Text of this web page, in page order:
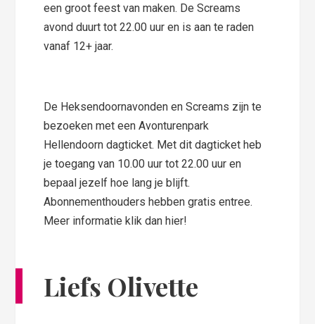
een groot feest van maken. De Screams
avond duurt tot 22.00 uur en is aan te raden
vanaf 12+ jaar.
De Heksendoornavonden en Screams zijn te
bezoeken met een Avonturenpark
Hellendoorn dagticket. Met dit dagticket heb
je toegang van 10.00 uur tot 22.00 uur en
bepaal jezelf hoe lang je blijft.
Abonnementhouders hebben gratis entree.
Meer informatie klik dan hier!
Liefs Olivette